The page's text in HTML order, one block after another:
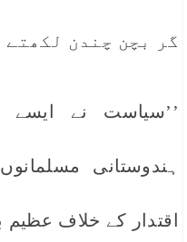
گر بچن چندن لکھتے
’’سیاست نے ایسے